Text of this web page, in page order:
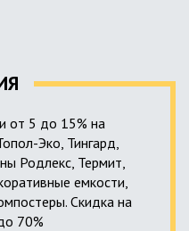
встраиваемое в
от 5 до 15% на
Эко, Тингард,
Родлекс, Термит,
емкости,
Скидка на
70%